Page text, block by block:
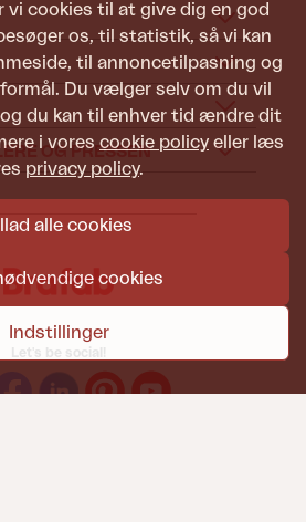
vi cookies til at give dig en god
os, til statistik, så vi kan
til annoncetilpasning og
Du vælger selv om du vil
du kan til enhver tid ændre dit
i vores cookie policy eller læs
privacy policy.
alle cookies
cookies
Indstillinger
OG PRESSEN
Let's be social!